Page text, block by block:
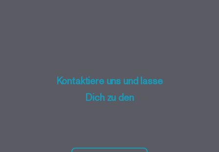
Kontaktiere uns und lasse
Dich zu den